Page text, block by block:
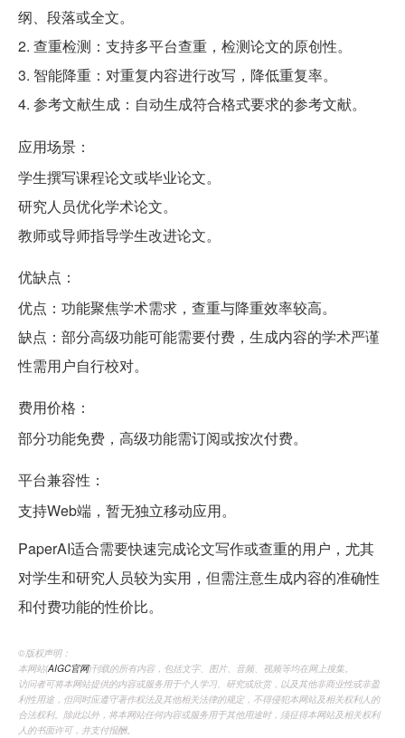
纲、段落或全文。
2. 查重检测：支持多平台查重，检测论文的原创性。
3. 智能降重：对重复内容进行改写，降低重复率。
4. 参考文献生成：自动生成符合格式要求的参考文献。
应用场景：
学生撰写课程论文或毕业论文。
研究人员优化学术论文。
教师或导师指导学生改进论文。
优缺点：
优点：功能聚焦学术需求，查重与降重效率较高。
缺点：部分高级功能可能需要付费，生成内容的学术严谨
性需用户自行校对。
费用价格：
部分功能免费，高级功能需订阅或按次付费。
平台兼容性：
支持Web端，暂无独立移动应用。
PaperAI适合需要快速完成论文写作或查重的用户，尤其
对学生和研究人员较为实用，但需注意生成内容的准确性
和付费功能的性价比。
©️版权声明：
本网站(AIGC官网)刊载的所有内容，包括文字、图片、音频、视频等均在网上搜集。
访问者可将本网站提供的内容或服务用于个人学习、研究或欣赏，以及其他非商业性或非盈
利性用途，但同时应遵守著作权法及其他相关法律的规定，不得侵犯本网站及相关权利人的
合法权利。除此以外，将本网站任何内容或服务用于其他用途时，须征得本网站及相关权利
人的书面许可，并支付报酬。